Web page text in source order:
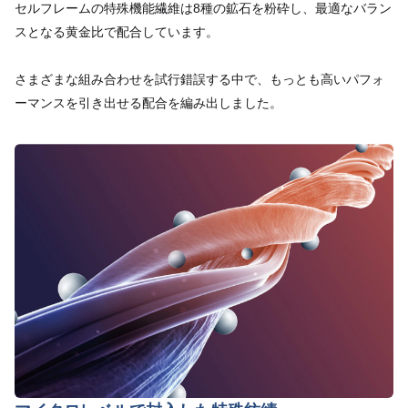
セルフレームの特殊機能繊維は8種の鉱石を粉砕し、最適なバラン
スとなる黄金比で配合しています。
さまざまな組み合わせを試行錯誤する中で、もっとも高いパフォ
ーマンスを引き出せる配合を編み出しました。